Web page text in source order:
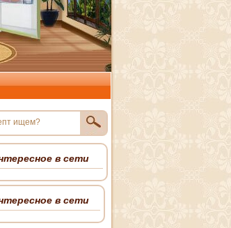
в сети
в сети